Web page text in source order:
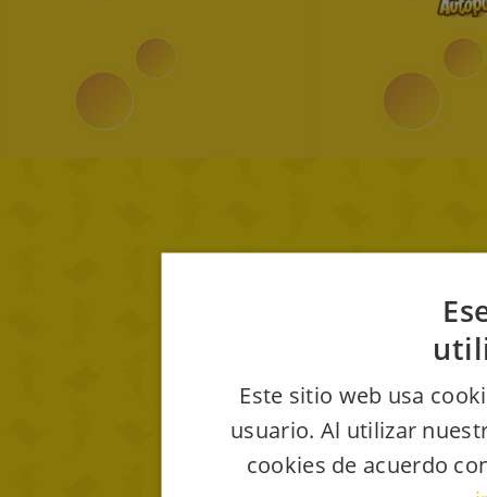
Este sitio web usa
usuario. Al utilizar
cookies de acuerdo